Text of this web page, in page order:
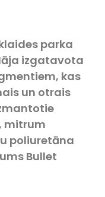
parka
izgatavota
kas
un otrais
mitrum
poliuretāna
Bullet